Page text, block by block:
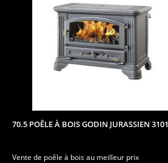
70.5 POÊLE À BOIS GODIN JURASSIEN 3101
Vente de poêle à bois au meilleur prix